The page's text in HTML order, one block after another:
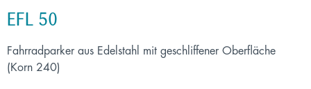
EFL 50
Fahrradparker aus Edelstahl mit geschliffener Oberfläche
(Korn 240)